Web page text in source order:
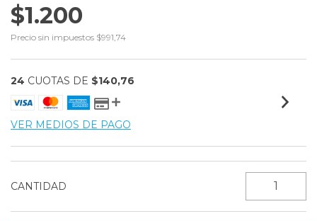
$1.200
Precio sin impuestos $991,74
24 CUOTAS DE $140,76
VER MEDIOS DE PAGO
CANTIDAD